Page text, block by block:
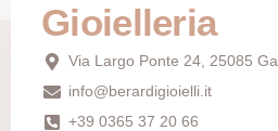
Gioielleria
Via Largo Ponte 24, 25085
info@berardigioielli.it
+39 0365 37 20 66